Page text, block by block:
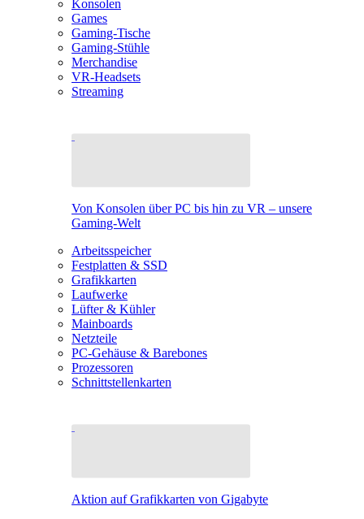
Konsolen
Games
Gaming-Tische
Gaming-Stühle
Merchandise
VR-Headsets
Streaming
Von Konsolen über PC bis hin zu VR – unsere
Gaming-Welt
Arbeitsspeicher
Festplatten & SSD
Grafikkarten
Laufwerke
Lüfter & Kühler
Mainboards
Netzteile
PC-Gehäuse & Barebones
Prozessoren
Schnittstellenkarten
Aktion auf Grafikkarten von Gigabyte